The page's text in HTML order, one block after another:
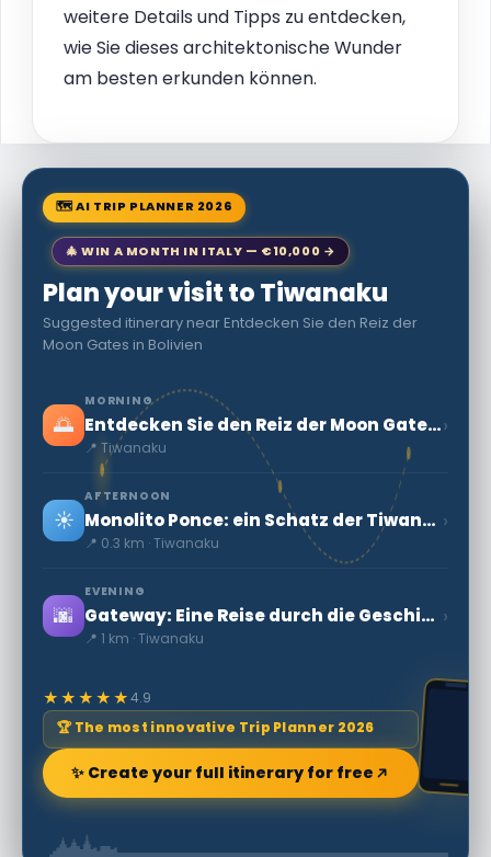
weitere Details und Tipps zu entdecken,
wie Sie dieses architektonische Wunder
am besten erkunden können.
🗺 AI TRIP PLANNER 2026
🎄 WIN A MONTH IN ITALY — €10,000 →
Plan your visit to Tiwanaku
Suggested itinerary near Entdecken Sie den Reiz der
Moon Gates in Bolivien
🌅
MORNING
Entdecken Sie den Reiz der Moon Gates in Bolivien
📍 Tiwanaku
›
☀️
AFTERNOON
Monolito Ponce: ein Schatz der Tiwanaku-Zivilisation in Bolivien
📍 0.3 km · Tiwanaku
›
🌆
EVENING
Gateway: Eine Reise durch die Geschichte Boliviens
📍 1 km · Tiwanaku
›
★★★★★4.9
🏆 The most innovative Trip Planner 2026
✨ Create your full itinerary for free